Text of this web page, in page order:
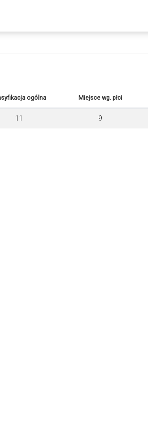
ogólna Miejsce wg. płci
11 9